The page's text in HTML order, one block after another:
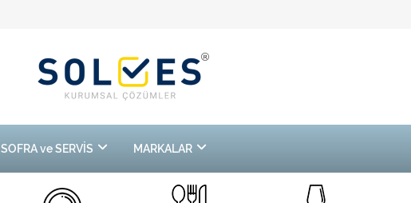
SOFRA ve SERVİS MARKALAR